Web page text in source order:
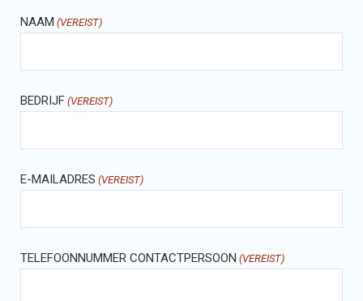
NAAM (VEREIST)
BEDRIJF (VEREIST)
E-MAILADRES (VEREIST)
TELEFOONNUMMER CONTACTPERSOON (VEREIST)